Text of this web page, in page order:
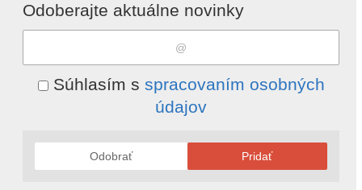
Odoberajte aktuálne novinky
Súhlasím s spracovaním osobných
údajov
Odobrať Pridať